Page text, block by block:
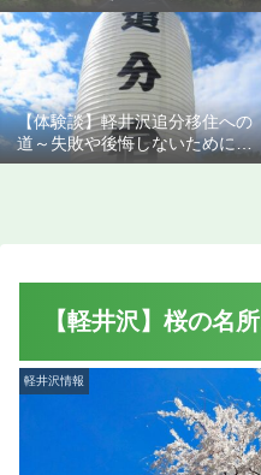
敗や後悔しないために知ってお
きたいこと
【体験談】軽井沢追分移住への
道～失敗や後悔しないために知
っておきたいこと
【軽井沢】桜の名
軽井沢情報